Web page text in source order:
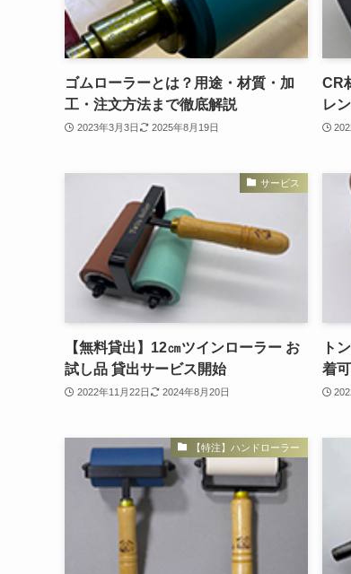
ゴムローラーとは？用途・材質・加
工・注文方法まで徹底解説
2023年3月3日 2025年8月19日
CR
レ
サービス
【無料貸出】12㎝ツインローラー お
試し品 貸出サービス開始
2022年11月22日 2024年8月20日
ト
着
【特注】ハンドローラー